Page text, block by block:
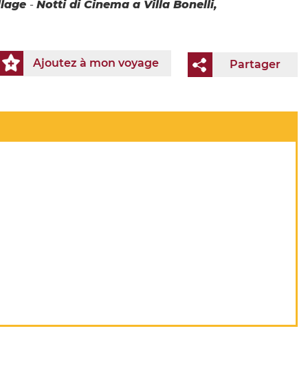
- Notti di Cinema a Villa Bonelli,
Partager
Ajoutez à mon voyage